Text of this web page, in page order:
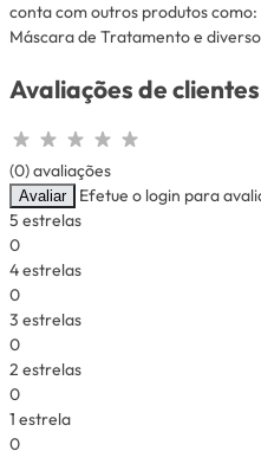
conta com outros produtos
Máscara de Tratamento e
Avaliações de clientes
(0) avaliações
Avaliar
Efetue o login para
5 estrelas
0
4 estrelas
0
3 estrelas
0
2 estrelas
0
1 estrela
0